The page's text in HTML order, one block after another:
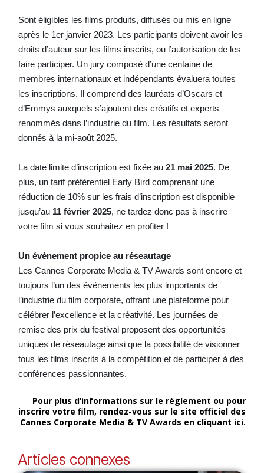
Sont éligibles les films produits, diffusés ou mis en ligne
après le 1er janvier 2023. Les participants doivent avoir les
droits d’auteur sur les films inscrits, ou l’autorisation de les
faire participer. Un jury composé d’une centaine de
membres internationaux et indépendants évaluera toutes
les inscriptions. Il comprend des lauréats d’Oscars et
d’Emmys auxquels s’ajoutent des créatifs et experts
renommés dans l’industrie du film. Les résultats seront
donnés à la mi-août 2025.
La date limite d’inscription est fixée au 21 mai 2025. De
plus, un tarif préférentiel Early Bird comprenant une
réduction de 10% sur les frais d’inscription est disponible
jusqu’au 11 février 2025, ne tardez donc pas à inscrire
votre film si vous souhaitez en profiter !
Un événement propice au réseautage
Les Cannes Corporate Media & TV Awards sont encore et
toujours l’un des événements les plus importants de
l’industrie du film corporate, offrant une plateforme pour
célébrer l’excellence et la créativité. Les journées de
remise des prix du festival proposent des opportunités
uniques de réseautage ainsi que la possibilité de visionner
tous les films inscrits à la compétition et de participer à des
conférences passionnantes.
Pour plus d’informations sur le règlement ou pour
inscrire votre film, rendez-vous sur le site officiel des
Cannes Corporate Media & TV Awards en cliquant ici.
Articles connexes